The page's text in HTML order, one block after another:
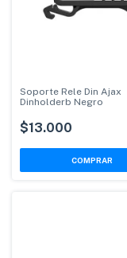
Soporte Rele Din Ajax
Dinholderb Negro
$13.000